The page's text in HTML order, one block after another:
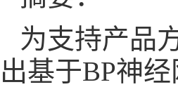
为支持产品
出基于BP神